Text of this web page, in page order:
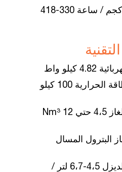
الفستق 150-190 كجم / ساعة 330-418
كيلو واط
أقصى قدر من الطاقة الحرارية 100 كيلو
متوسط استهلاك الغاز 4،5 حتي 12 Nm³
البترول المسال
متوسط استهلاك الديزل 4،5-6،7 لتر /